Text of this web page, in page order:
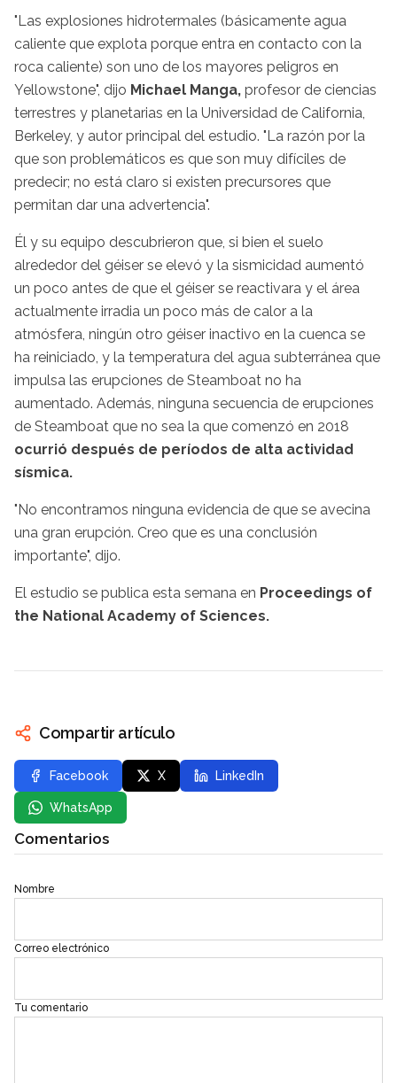
"Las explosiones hidrotermales (básicamente agua
caliente que explota porque entra en contacto con la
roca caliente) son uno de los mayores peligros en
Yellowstone", dijo Michael Manga, profesor de ciencias
terrestres y planetarias en la Universidad de California,
Berkeley, y autor principal del estudio. "La razón por la
que son problemáticos es que son muy difíciles de
predecir; no está claro si existen precursores que
permitan dar una advertencia".
Él y su equipo descubrieron que, si bien el suelo
alrededor del géiser se elevó y la sismicidad aumentó
un poco antes de que el géiser se reactivara y el área
actualmente irradia un poco más de calor a la
atmósfera, ningún otro géiser inactivo en la cuenca se
ha reiniciado, y la temperatura del agua subterránea que
impulsa las erupciones de Steamboat no ha
aumentado. Además, ninguna secuencia de erupciones
de Steamboat que no sea la que comenzó en 2018
ocurrió después de períodos de alta actividad
sísmica.
"No encontramos ninguna evidencia de que se avecina
una gran erupción. Creo que es una conclusión
importante", dijo.
El estudio se publica esta semana en Proceedings of
the National Academy of Sciences.
Compartir artículo
Facebook X LinkedIn
WhatsApp
Comentarios
Nombre
Correo electrónico
Tu comentario